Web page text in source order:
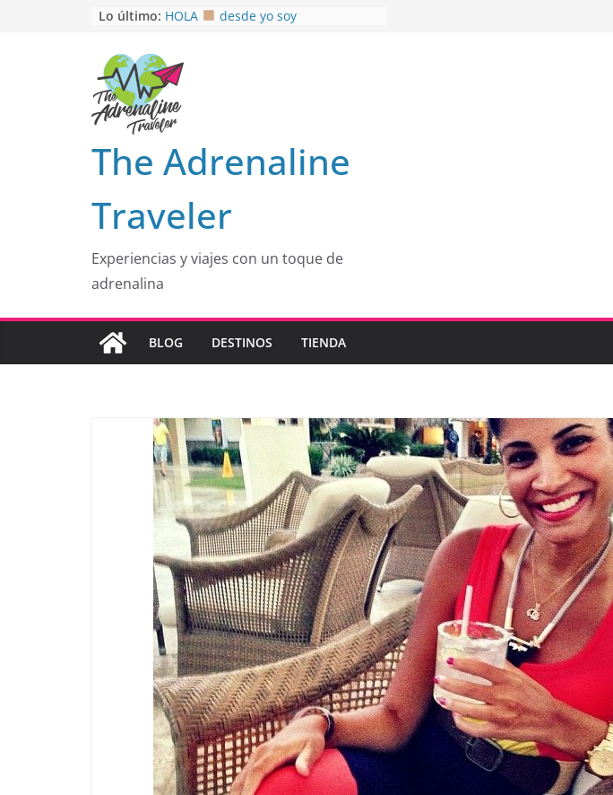
Lo último: HOLA
desde yo soy
EL SENDERO DEL CACAO: Excelente
opción
HOSPEDAJE AL NATURALSHH !!
En
MULITO!
The Adrenaline
Traveler
Experiencias y viajes con un toque de
adrenalina
BLOG DESTINOS TIENDA